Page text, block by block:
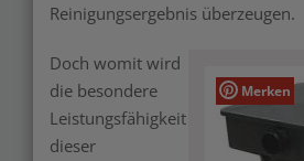
Reinigungsergebnis überzeugen.
Merken
Doch womit wird
die besondere
Leistungsfähigkeit
dieser